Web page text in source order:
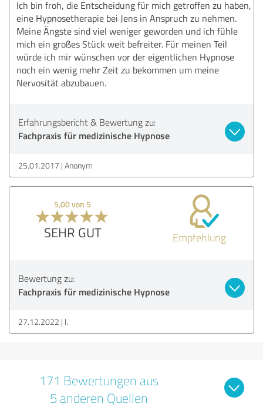
Ich bin froh, die Entscheidung für mich getroffen zu haben,
eine Hypnosetherapie bei Jens in Anspruch zu nehmen.
Meine Ängste sind viel weniger geworden und ich fühle
mich ein großes Stück weit befreiter. Für meinen Teil
würde ich mir wünschen vor der eigentlichen Hypnose
noch ein wenig mehr Zeit zu bekommen um meine
Nervosität abzubauen.
Erfahrungsbericht & Bewertung zu:
Fachpraxis für medizinische Hypnose
25.01.2017 Anonym
5,00 von 5
SEHR GUT Empfehlung
Bewertung zu:
Fachpraxis für medizinische Hypnose
27.12.2022 I.
171 Bewertungen aus
5 anderen Quellen